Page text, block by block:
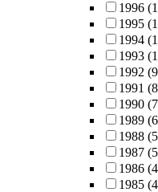
1996
1995
1994
1993
1992
1991
1990
1989
1988
1987
1986
1985